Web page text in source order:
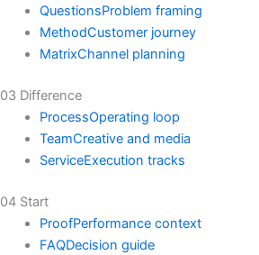
QuestionsProblem framing
MethodCustomer journey
MatrixChannel planning
03 Difference
ProcessOperating loop
TeamCreative and media
ServiceExecution tracks
04 Start
ProofPerformance context
FAQDecision guide